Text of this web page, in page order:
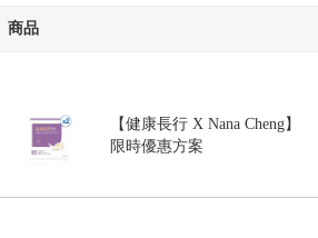
商品
【健康長行 X Nana Cheng】
限時優惠方案